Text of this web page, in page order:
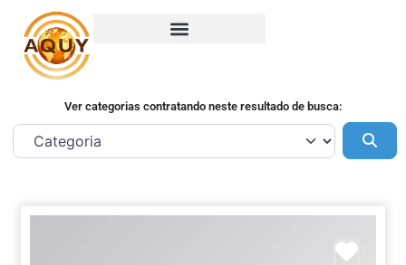
Ver categorias contratando neste resultado de busca: